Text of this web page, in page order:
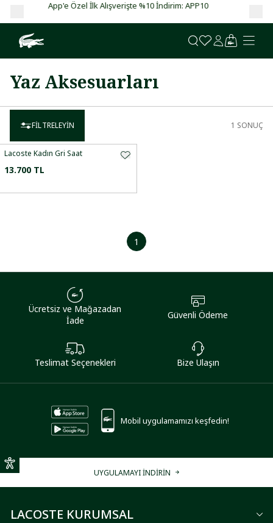
İndirim: APP10 Garanti BBVA ve Bonus kartlarda vade
Yaz Aksesuarları
FILTRELEYIN 1 SONUÇ
Lacoste Kadın Gri Saat
13.700 TL
1
Ücretsiz ve Mağazadan
İade
Güvenli Ödeme
Teslimat Seçenekleri Bize Ulaşın
Mobil uygulamamızı keşfedin!
UYGULAMAYI İNDİRİN
LACOSTE KURUMSAL